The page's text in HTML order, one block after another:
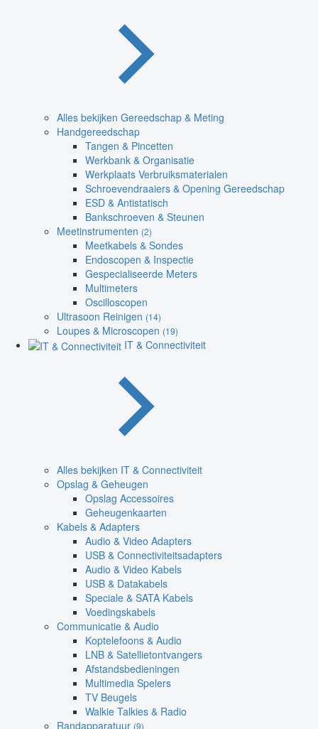
Alles bekijken Gereedschap & Meting
Handgereedschap
Tangen & Pincetten
Werkbank & Organisatie
Werkplaats Verbruiksmaterialen
Schroevendraaiers & Opening Gereedschap
ESD & Antistatisch
Bankschroeven & Steunen
Meetinstrumenten (2)
Meetkabels & Sondes
Endoscopen & Inspectie
Gespecialiseerde Meters
Multimeters
Oscilloscopen
Ultrasoon Reinigen (14)
Loupes & Microscopen (19)
IT & Connectiviteit
Alles bekijken IT & Connectiviteit
Opslag & Geheugen
Opslag Accessoires
Geheugenkaarten
Kabels & Adapters
Audio & Video Adapters
USB & Connectiviteitsadapters
Audio & Video Kabels
USB & Datakabels
Speciale & SATA Kabels
Voedingskabels
Communicatie & Audio
Koptelefoons & Audio
LNB & Satellietontvangers
Afstandsbedieningen
Multimedia Spelers
TV Beugels
Walkie Talkies & Radio
Randapparatuur (9)